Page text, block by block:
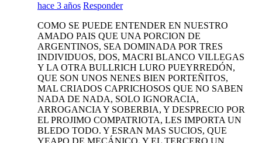
hace 3 años Responder
COMO SE PUEDE ENTENDER EN NUESTRO
AMADO PAIS QUE UNA PORCION DE
ARGENTINOS, SEA DOMINADA POR TRES
INDIVIDUOS, DOS, MACRI BLANCO VILLEGAS
Y LA OTRA BULLRICH LURO PUEYRREDÓN,
QUE SON UNOS NENES BIEN PORTEÑITOS,
MAL CRIADOS CAPRICHOSOS QUE NO SABEN
NADA DE NADA, SOLO IGNORACIA,
ARROGANCIA Y SOBERBIA, Y DESPRECIO POR
EL PROJIMO COMPATRIOTA, LES IMPORTA UN
BLEDO TODO. Y ESRAN MAS SUCIOS, QUE